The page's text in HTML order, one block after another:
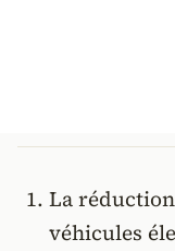
La
véhicules